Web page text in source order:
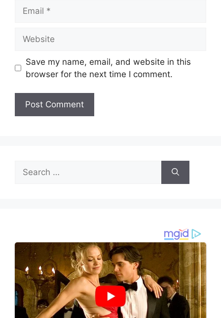
Save my name, email, and website in this
browser for the next time I comment.
Search
for: